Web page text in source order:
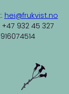
hei@frukvist.no
932 45 327